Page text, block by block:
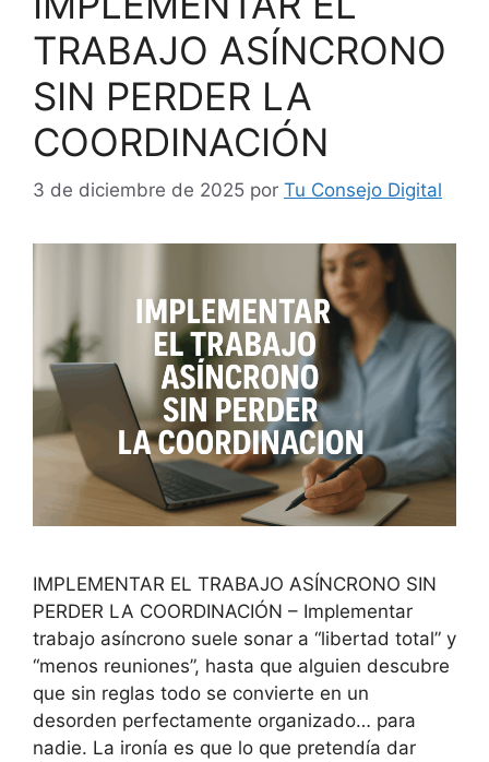
TRABAJO ASÍNCRONO
SIN PERDER LA
COORDINACIÓN
3 de diciembre de 2025 por Tu Consejo Digital
IMPLEMENTAR EL TRABAJO ASÍNCRONO SIN
PERDER LA COORDINACIÓN – Implementar
trabajo asíncrono suele sonar a “libertad total” y
“menos reuniones”, hasta que alguien descubre
que sin reglas todo se convierte en un
desorden perfectamente organizado… para
nadie. La ironía es que lo que pretendía dar